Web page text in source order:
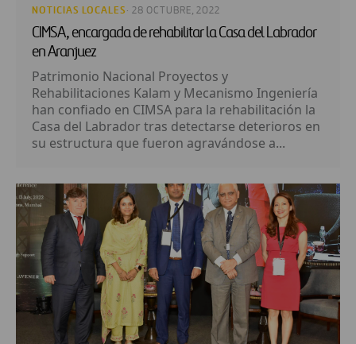
NOTICIAS LOCALES · 28 OCTUBRE, 2022
CIMSA, encargada de rehabilitar la Casa del Labrador
en Aranjuez
Patrimonio Nacional Proyectos y
Rehabilitaciones Kalam y Mecanismo Ingeniería
han confiado en CIMSA para la rehabilitación la
Casa del Labrador tras detectarse deterioros en
su estructura que fueron agravándose a...